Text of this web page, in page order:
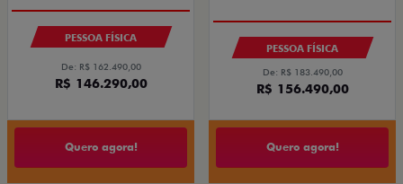
PESSOA FÍSICA
De: R$ 162.490,00
R$ 146.290,00
Quero agora!
PESSOA FÍSICA
De: R$ 183.490,00
R$ 156.490,00
Quero agora!